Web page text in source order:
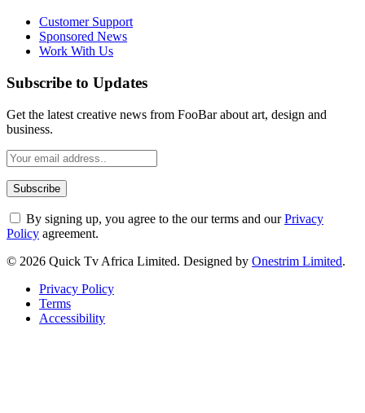
Customer Support
Sponsored News
Work With Us
Subscribe to Updates
Get the latest creative news from FooBar about art, design and
business.
By signing up, you agree to the our terms and ourPrivacy
Policy agreement.
© 2026 Quick Tv Africa Limited. Designed by Onestrim Limited.
Privacy Policy
Terms
Accessibility